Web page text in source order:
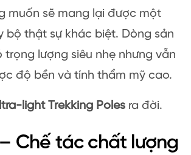
muốn sẽ mang lại được một
bộ thật sự khác biệt. Dòng sản
trọng lượng siêu nhẹ nhưng vẫn
độ bền và tính thẩm mỹ cao.
light Trekking Poles ra đời.
Chế tác chất lượng